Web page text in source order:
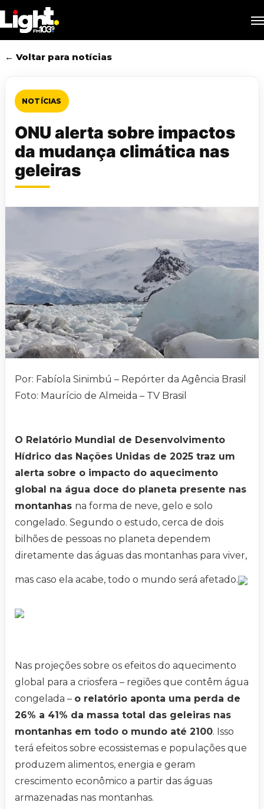
to
main
content
← Voltar para notícias
NOTÍCIAS
ONU alerta sobre impactos
da mudança climática nas
geleiras
Por: Fabíola Sinimbú – Repórter da Agência Brasil
Foto: Maurício de Almeida – TV Brasil
O Relatório Mundial de Desenvolvimento
Hídrico das Nações Unidas de 2025 traz um
alerta sobre o impacto do aquecimento
global na água doce do planeta presente nas
montanhas na forma de neve, gelo e solo
congelado. Segundo o estudo, cerca de dois
bilhões de pessoas no planeta dependem
diretamente das águas das montanhas para viver,
mas caso ela acabe, todo o mundo será afetado.
Nas projeções sobre os efeitos do aquecimento
global para a criosfera – regiões que contêm água
congelada – o relatório aponta uma perda de
26% a 41% da massa total das geleiras nas
montanhas em todo o mundo até 2100. Isso
terá efeitos sobre ecossistemas e populações que
produzem alimentos, energia e geram
crescimento econômico a partir das águas
armazenadas nas montanhas.